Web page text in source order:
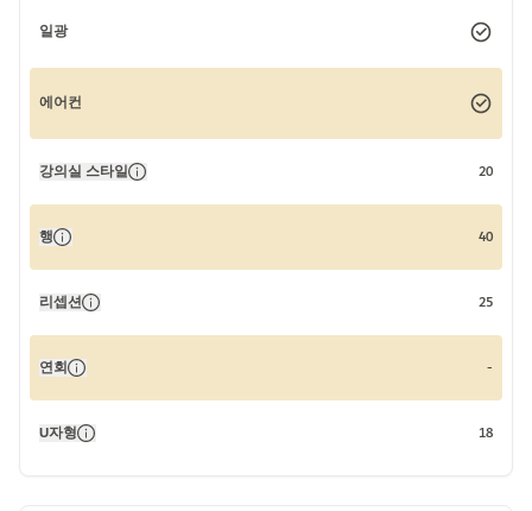
일광
에어컨
강의실 스타일 20
행 40
리셉션 25
연회 -
U자형 18